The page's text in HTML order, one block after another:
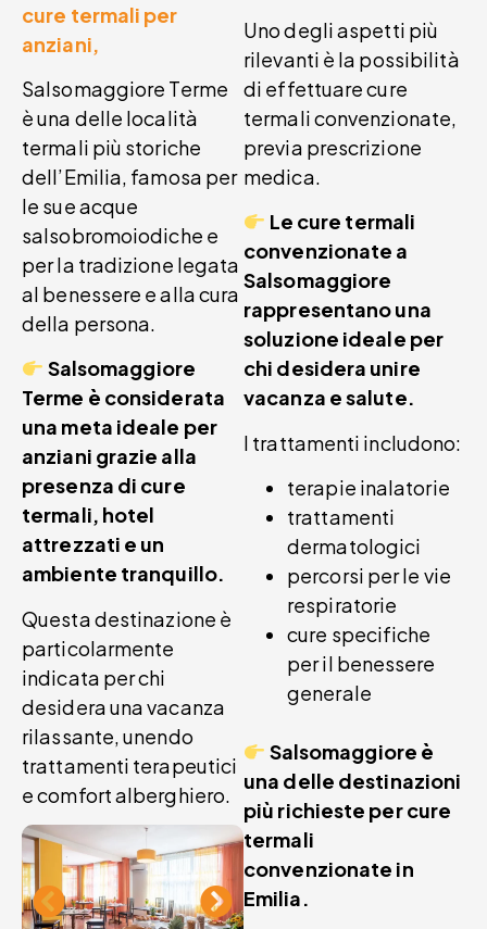
cure termali per
anziani,
Salsomaggiore Terme
è una delle località
termali più storiche
dell’Emilia, famosa per
le sue acque
salsobromoiodiche e
per la tradizione legata
al benessere e alla cura
della persona.
Salsomaggiore
Terme è considerata
una meta ideale per
anziani grazie alla
presenza di cure
termali, hotel
attrezzati e un
ambiente tranquillo.
Questa destinazione è
particolarmente
indicata per chi
desidera una vacanza
rilassante, unendo
trattamenti terapeutici
e comfort alberghiero.
Uno degli aspetti più
rilevanti è la possibilità
di effettuare cure
termali convenzionate,
previa prescrizione
medica.
Le cure termali
convenzionate a
Salsomaggiore
rappresentano una
soluzione ideale per
chi desidera unire
vacanza e salute.
I trattamenti includono:
terapie inalatorie
trattamenti
dermatologici
percorsi per le vie
respiratorie
cure specifiche
per il benessere
generale
Salsomaggiore è
una delle destinazioni
più richieste per cure
termali
convenzionate in
Emilia.